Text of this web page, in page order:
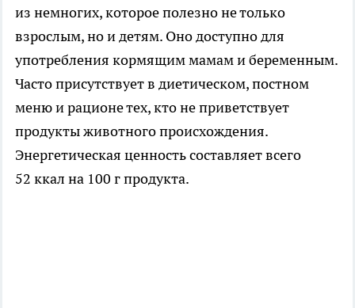
из немногих, которое полезно не только
взрослым, но и детям. Оно доступно для
употребления кормящим мамам и беременным.
Часто присутствует в диетическом, постном
меню и рационе тех, кто не приветствует
продукты животного происхождения.
Энергетическая ценность составляет всего
52 ккал на 100 г продукта.